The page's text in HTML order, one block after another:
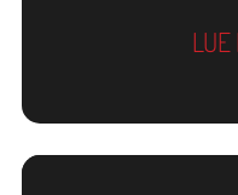
LUE